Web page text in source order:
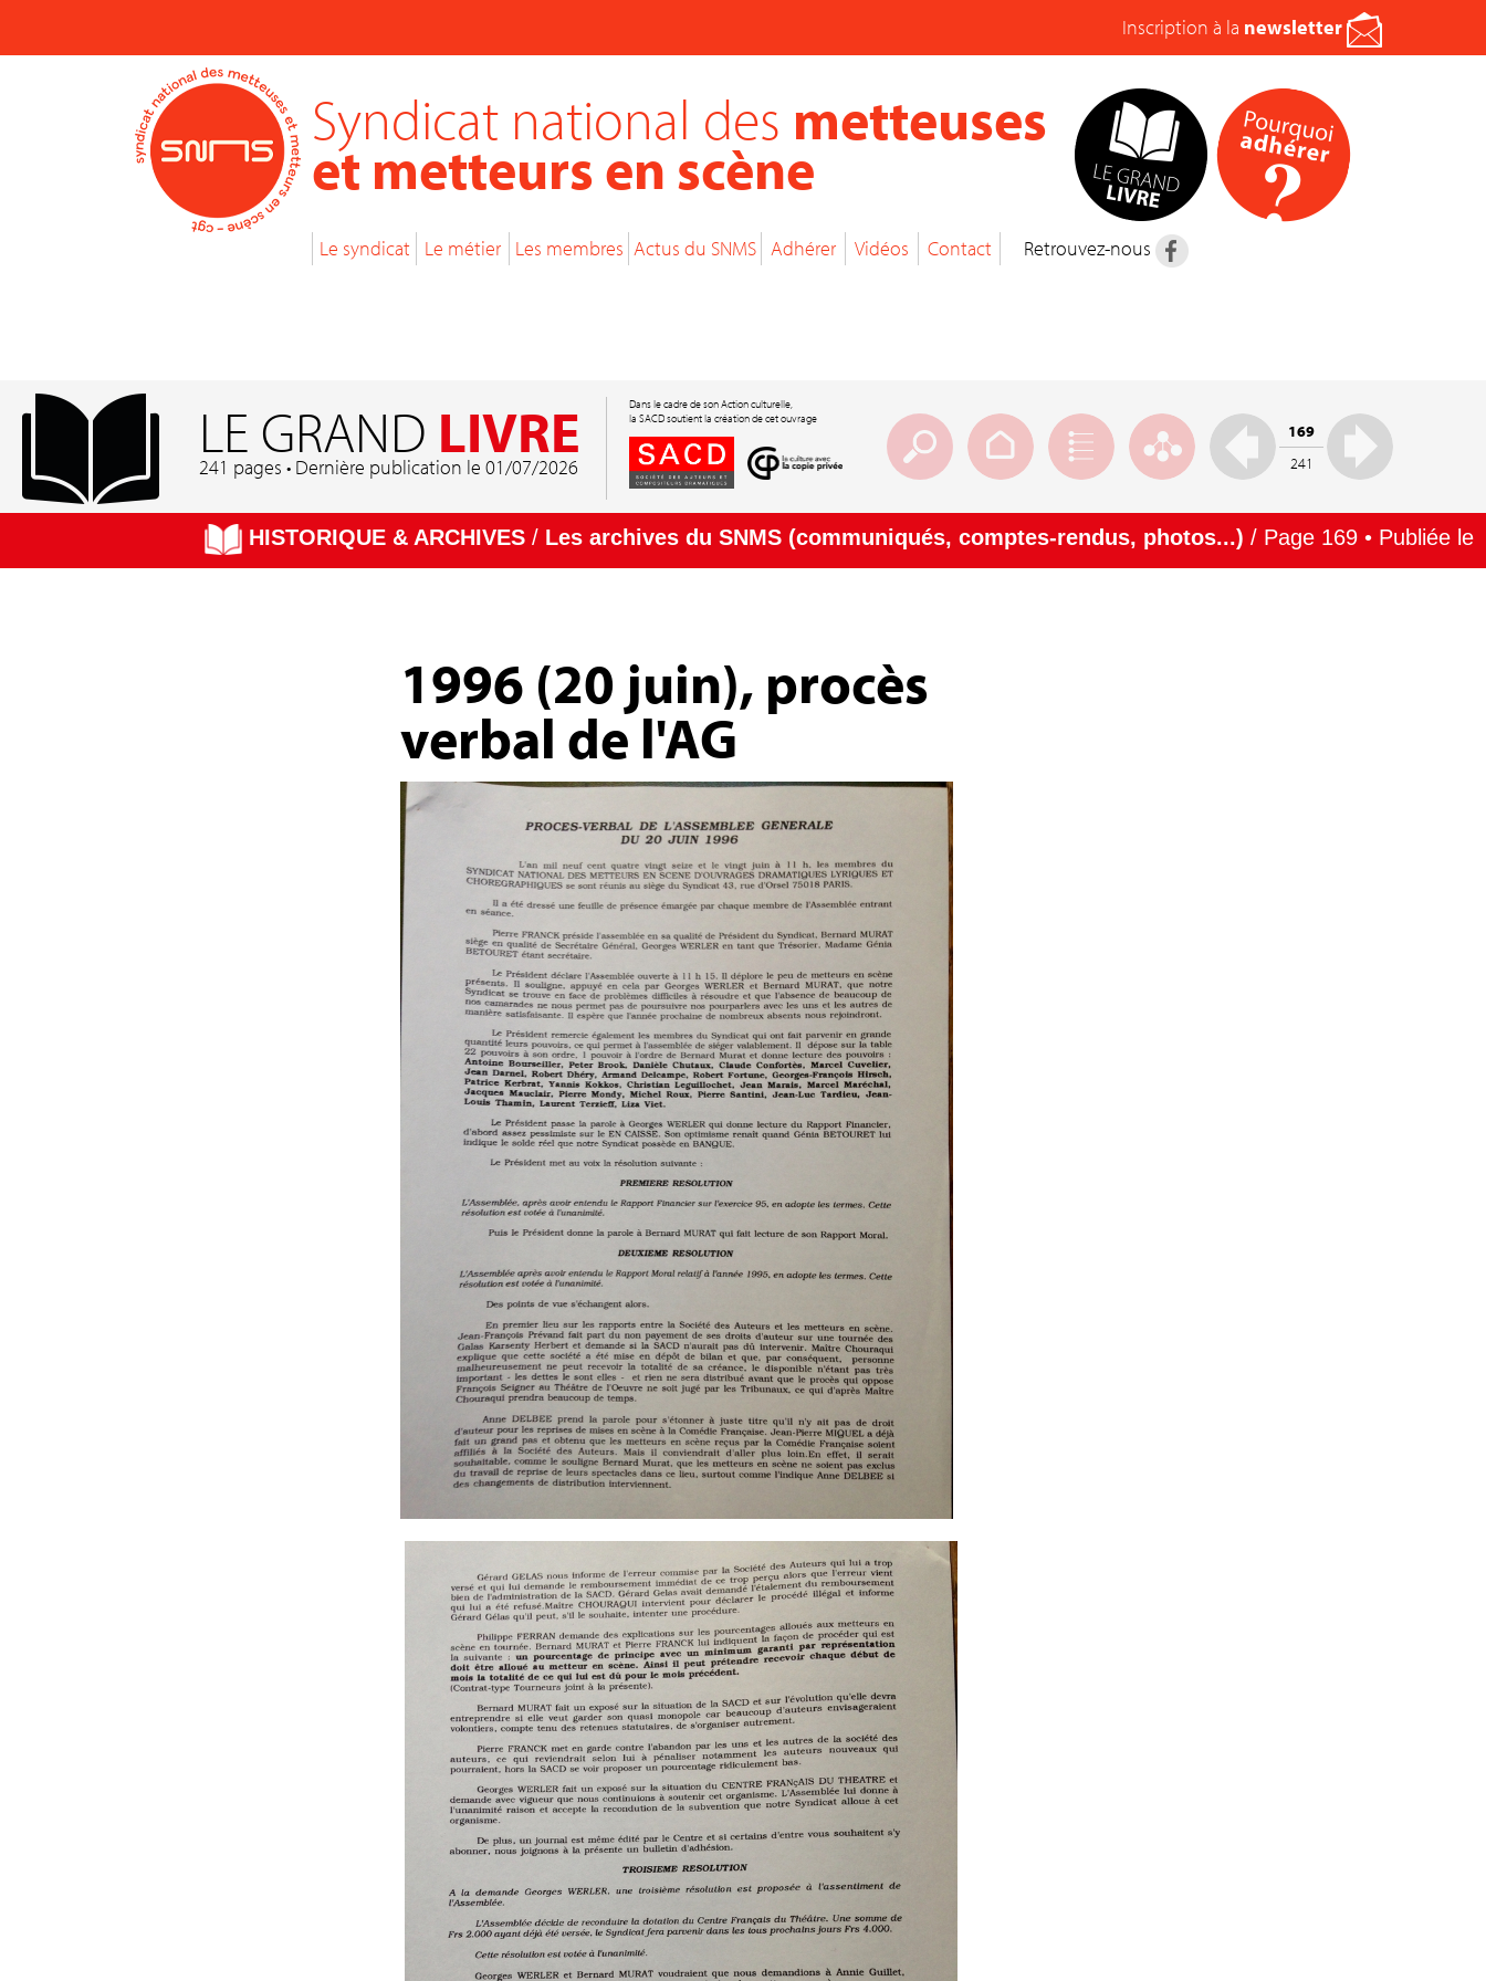
Inscription à la newsletter
Syndicat national des metteuses
et metteurs en scène
Le syndicat Le métier Les membres Actus du SNMS Adhérer Vidéos Contact Retrouvez-nous
LE GRAND LIVRE
241 pages • Dernière publication le 01/07/2026
Dans le cadre de son Action culturelle,
la SACD soutient la création de cet ouvrage
169
241
HISTORIQUE & ARCHIVES / Les archives du SNMS (communiqués, comptes-rendus, photos...) / Page 169 • Publiée le
1996 (20 juin), procès
verbal de l'AG